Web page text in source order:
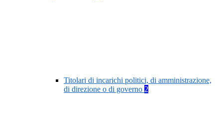
Titolari di incarichi politici, di amministrazione,
di direzione o di governo 2